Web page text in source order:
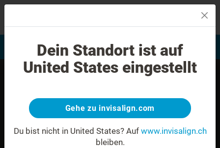
Bewertung Ihres Lächelns Invisalign Anwender finden
Dein Standort ist auf
United States eingestellt
Gehe zu invisalign.com
Du bist nicht in United States? Auf www.invisalign.ch
bleiben.